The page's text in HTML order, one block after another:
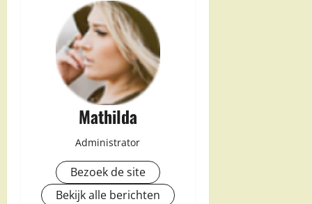
Mathilda
Administrator
Bezoek de site
Bekijk alle berichten